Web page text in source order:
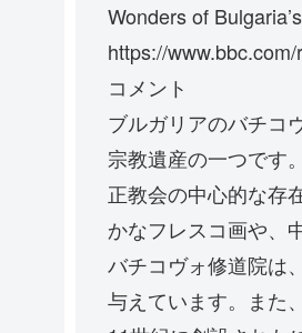
Wonders of
https://
コメント
ブルガリアのバチコ
宗教遺産の一つです
正教会の中心的な存
かなフレスコ画や、
バチコヴォ修道院は
与えています。また